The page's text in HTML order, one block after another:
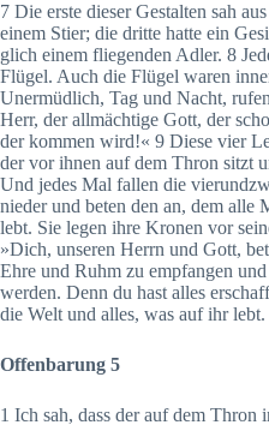
7 Die erste dieser Gestalten sah
einem Stier; die dritte hatte ein
glich einem fliegenden Adler. 8
Flügel. Auch die Flügel waren
Unermüdlich, Tag und Nacht,
Herr, der allmächtige Gott, der
der kommen wird!« 9 Diese vier
der vor ihnen auf dem Thron sitzt
Und jedes Mal fallen die
nieder und beten den an, dem alle
lebt. Sie legen ihre Kronen vor
»Dich, unseren Herrn und Gott,
Ehre und Ruhm zu empfangen
werden. Denn du hast alles
die Welt und alles, was auf ihr lebt.
Offenbarung 5
1 Ich sah, dass der auf dem Thron